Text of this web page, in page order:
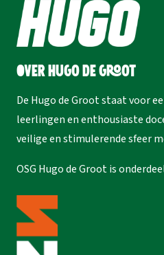
Over Hugo de Groot
De Hugo de Groot staat voor
leerlingen en enthousiaste
veilige en stimulerende sfeer
OSG Hugo de Groot is